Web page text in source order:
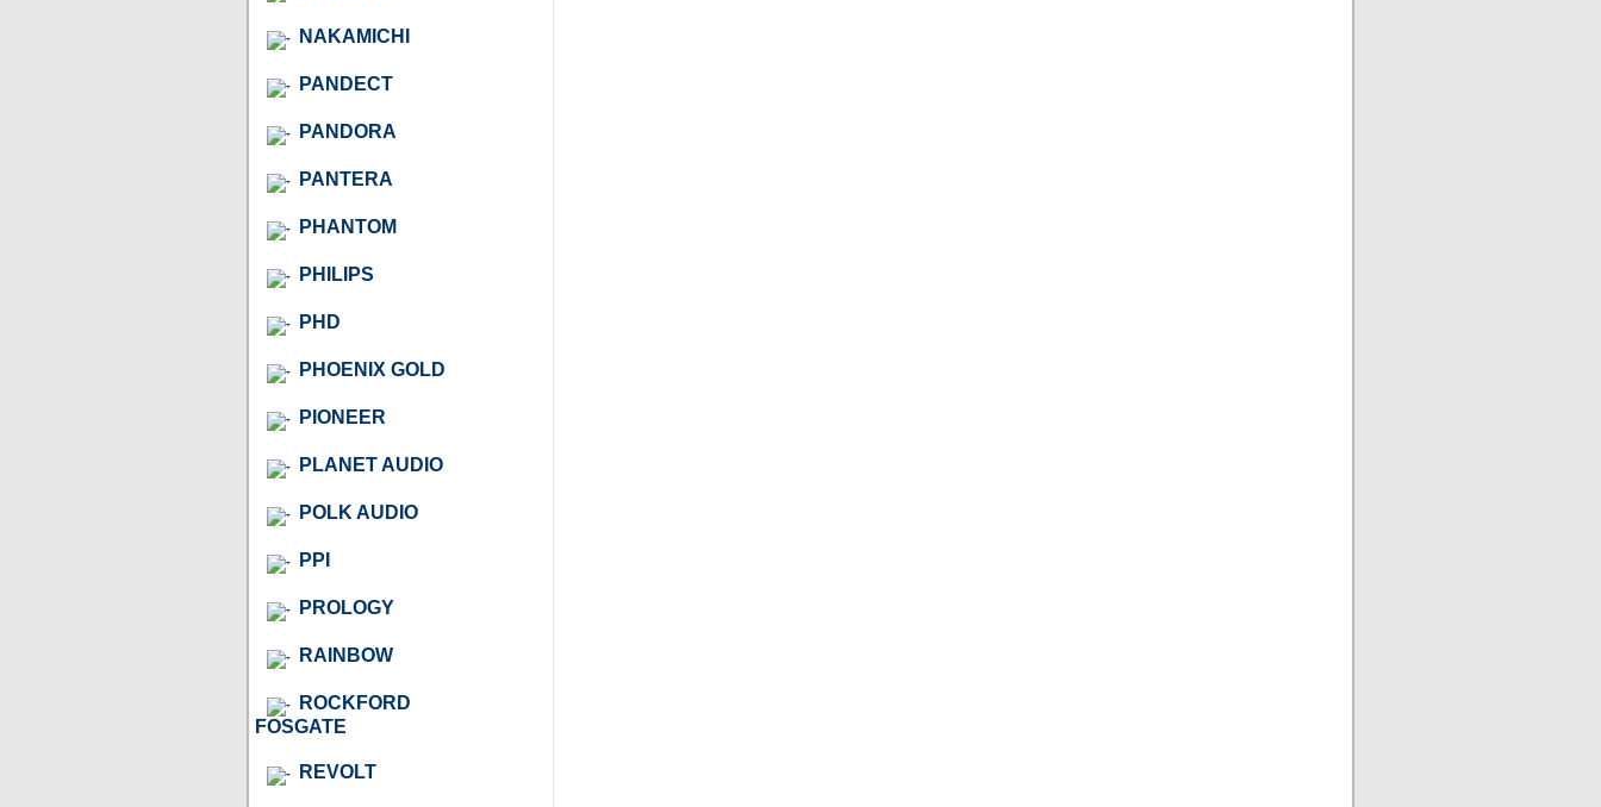
NAKAMICHI
PANDECT
PANDORA
PANTERA
PHANTOM
PHILIPS
PHD
PHOENIX GOLD
PIONEER
PLANET AUDIO
POLK AUDIO
PPI
PROLOGY
RAINBOW
ROCKFORD
FOSGATE
REVOLT